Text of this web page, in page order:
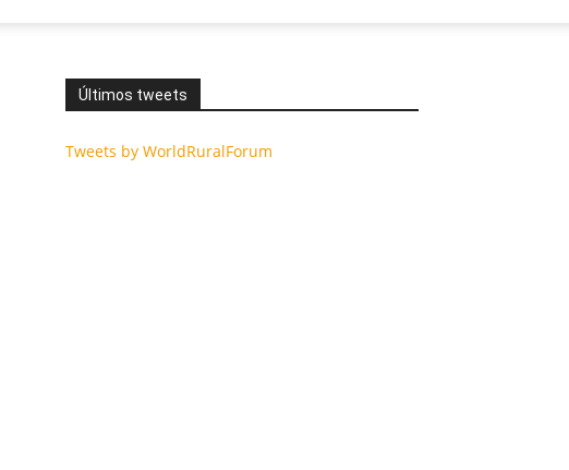
Últimos tweets
Tweets by WorldRuralForum